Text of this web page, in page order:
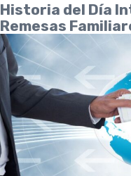
Historia del Día
Remesas